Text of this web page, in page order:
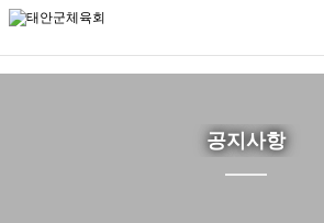
태안군체육회
공지사항